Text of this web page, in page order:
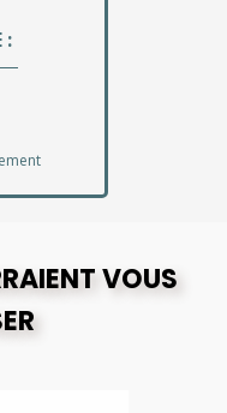
:
VOUS